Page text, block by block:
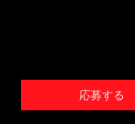
応募する